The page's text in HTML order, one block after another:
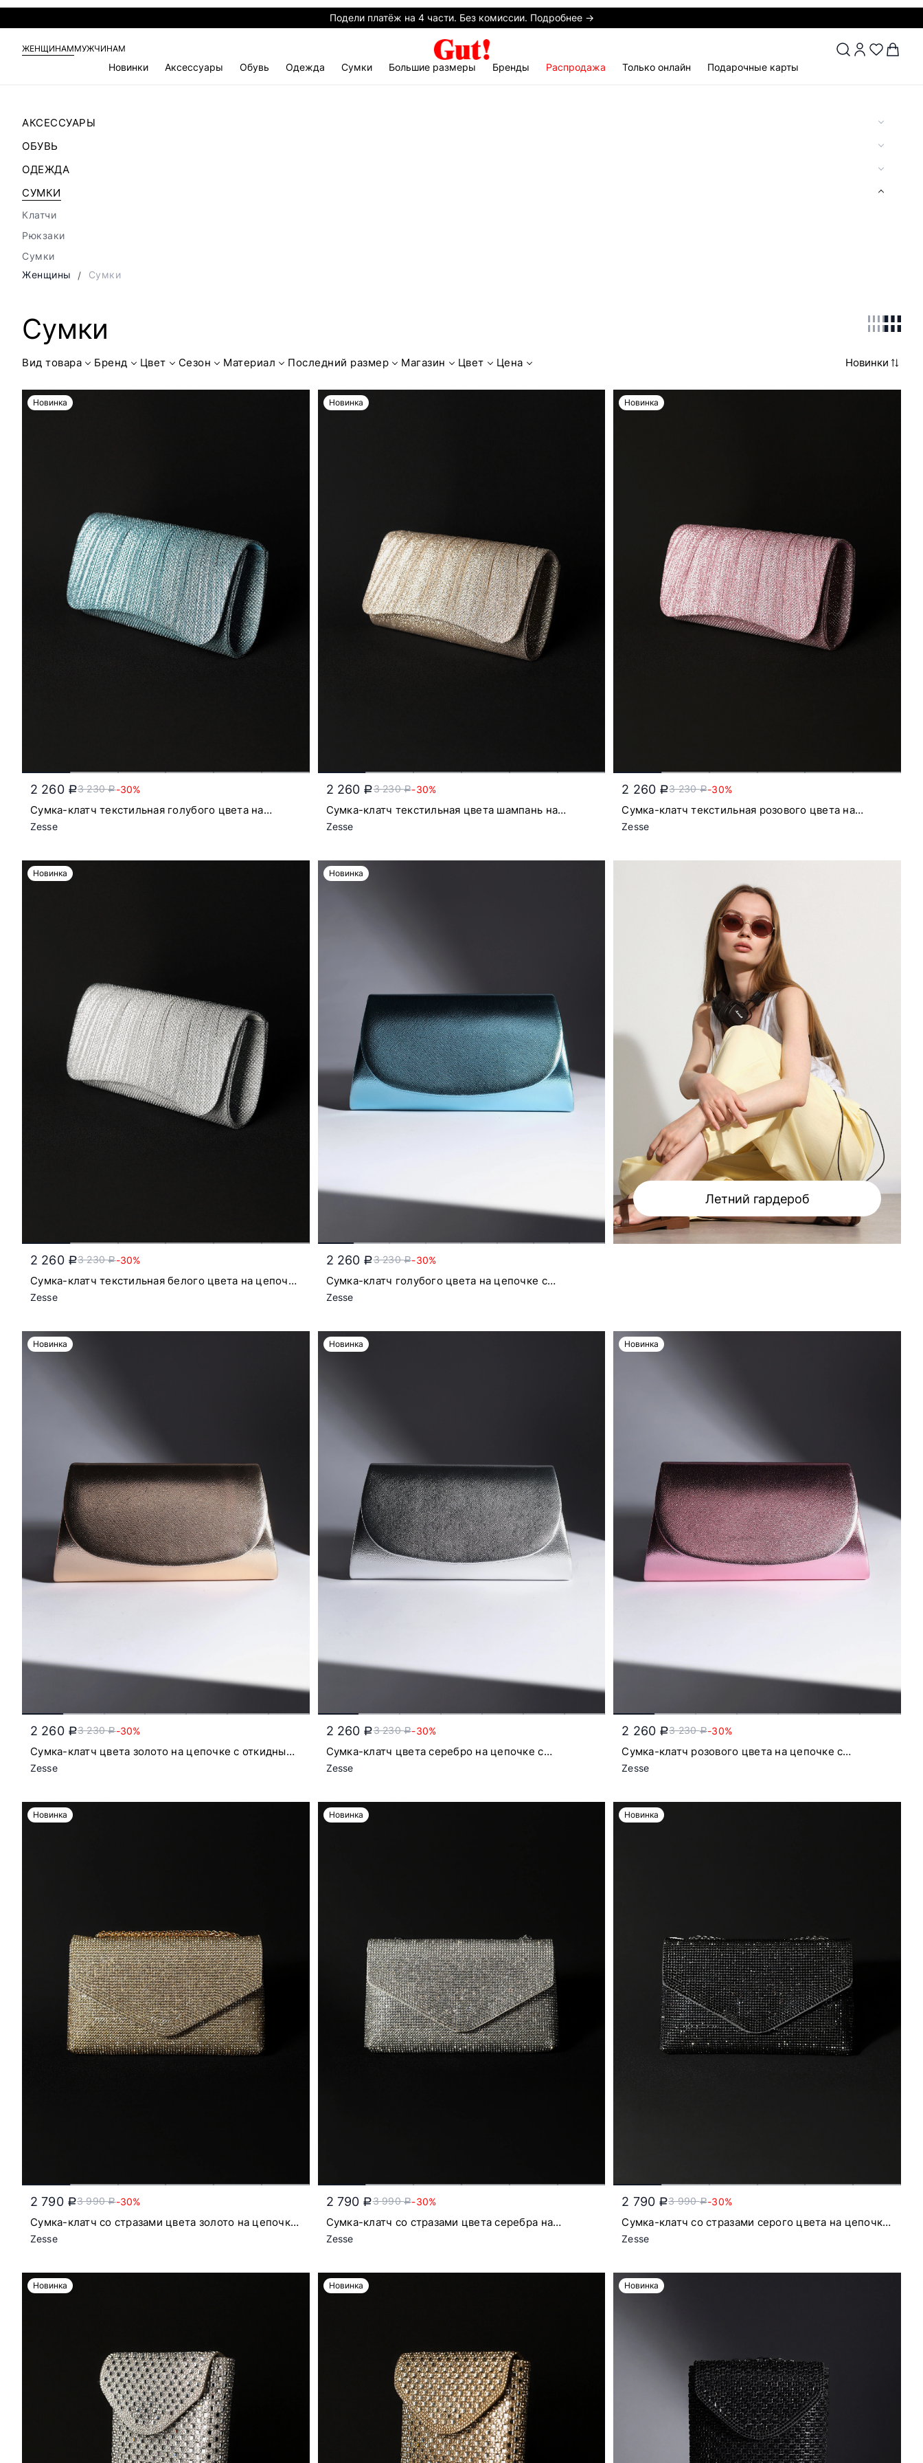
Подели платёж на 4 части. Без комиссии. Подробнее →
ЖЕНЩИНАММУЖЧИНАМ
Новинки Аксессуары Обувь Одежда Сумки Большие размеры Бренды Распродажа Только онлайн Подарочные карты
АКСЕССУАРЫ
ОБУВЬ
ОДЕЖДА
СУМКИ
Клатчи
Рюкзаки
Сумки
Женщины
Сумки
Сумки
Вид товара Бренд Цвет Сезон Материал Последний размер Магазин Цвет Цена Новинки
Новинка
2 260 a3 230a-30%
Сумка-клатч текстильная голубого цвета на
цепочке с откидным клапаном
Zesse
Новинка
2 260 a3 230a-30%
Сумка-клатч текстильная цвета шампань на
цепочке с откидным клапаном
Zesse
Новинка
2 260 a3 230a-30%
Сумка-клатч текстильная розового цвета на
цепочке с откидным клапаном
Zesse
Новинка
2 260 a3 230a-30%
Сумка-клатч текстильная белого цвета на цепочке
с откидным клапаном
Zesse
Новинка
2 260 a3 230a-30%
Сумка-клатч голубого цвета на цепочке с
откидным клапаном
Zesse
Летний гардероб
Новинка
2 260 a3 230a-30%
Сумка-клатч цвета золото на цепочке с откидным
клапаном
Zesse
Новинка
2 260 a3 230a-30%
Сумка-клатч цвета серебро на цепочке с
откидным клапаном
Zesse
Новинка
2 260 a3 230a-30%
Сумка-клатч розового цвета на цепочке с
откидным клапаном
Zesse
Новинка
2 790 a3 990a-30%
Сумка-клатч со стразами цвета золото на цепочке
с откидным клапаном
Zesse
Новинка
2 790 a3 990a-30%
Сумка-клатч со стразами цвета серебра на
цепочке с откидным клапаном
Zesse
Новинка
2 790 a3 990a-30%
Сумка-клатч со стразами серого цвета на цепочке
с откидным клапаном
Zesse
Новинка Новинка Новинка